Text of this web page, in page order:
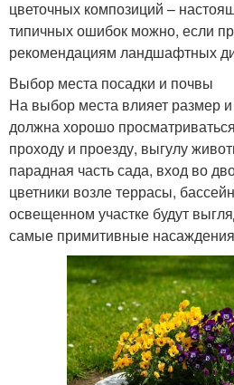
цветочных композиций –
типичных ошибок можно, если
рекомендациям ландшафтных
Выбор места посадки и почвы
На выбор места влияет размер
должна хорошо
проходу и проезду, выгулу
парадная часть сада, вход во
цветники возле террасы,
освещенном участке будут
самые примитивные